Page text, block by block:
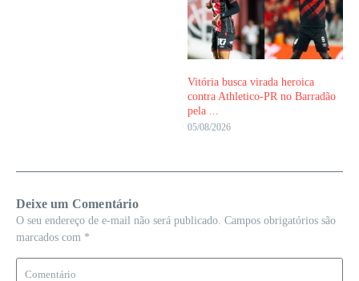
Vitória busca virada heroica
contra Athletico-PR no Barradão
pela ...
05/08/2026
Deixe um Comentário
O seu endereço de e-mail não será publicado. Campos obrigatórios são
marcados com *